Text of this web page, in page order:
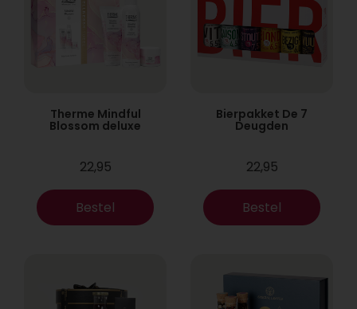
Therme Mindful
Blossom deluxe
22,95
Bestel
Bierpakket De 7
Deugden
22,95
Bestel